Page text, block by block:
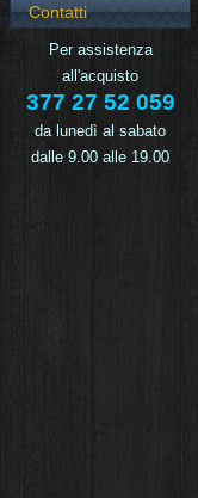
Contatti
Per assistenza
all'acquisto
377 27 52 059
da lunedì al sabato
dalle 9.00 alle 19.00